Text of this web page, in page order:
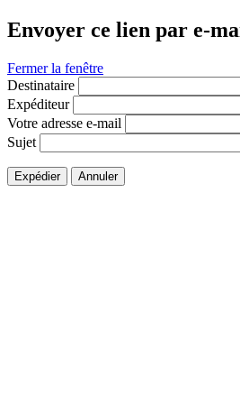
Envoyer ce lien par e-
Fermer la fenêtre
Destinataire
Expéditeur
Votre adresse e-mail
Sujet
Expédier Annuler